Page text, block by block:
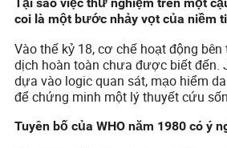
coi là một bước nhảy vọt của niềm
Vào thế kỷ 18, cơ chế hoạt động
dịch hoàn toàn chưa được biết đến.
dựa vào logic quan sát, mạo hiểm
để chứng minh một lý thuyết cứu
Tuyên bố của WHO năm 1980 có ý